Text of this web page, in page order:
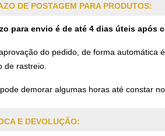
DE POSTAGEM PARA PRODUTOS:
para envio é de até 4 dias úteis após
do pedido, de forma automática
de rastreio.
pode demorar algumas horas até constar
E DEVOLUÇÃO: